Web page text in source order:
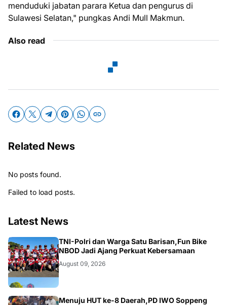
menduduki jabatan parara Ketua dan pengurus di
Sulawesi Selatan," pungkas Andi Mull Makmun.
Also read
Related News
No posts found.
Failed to load posts.
Latest News
MAKASSAR
TNI-Polri dan Warga Satu Barisan,Fun Bike
NBOD Jadi Ajang Perkuat Kebersamaan
August 09, 2026
Menuju HUT ke-8 Daerah,PD IWO Soppeng